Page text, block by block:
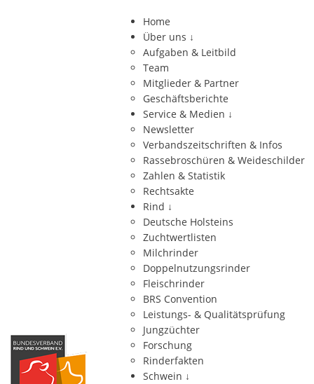
Home
Über uns ↓
Aufgaben & Leitbild
Team
Mitglieder & Partner
Geschäftsberichte
Service & Medien ↓
Newsletter
Verbandszeitschriften & Infos
Rassebroschüren & Weideschilder
Zahlen & Statistik
Rechtsakte
Rind ↓
Deutsche Holsteins
Zuchtwertlisten
Milchrinder
Doppelnutzungsrinder
Fleischrinder
BRS Convention
Leistungs- & Qualitätsprüfung
Jungzüchter
Forschung
Rinderfakten
Schwein ↓